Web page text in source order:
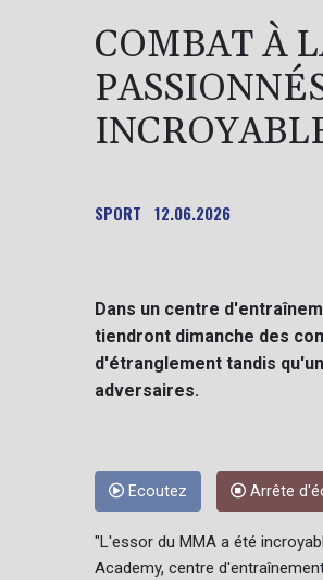
COMBAT À
SPORT 12.06.2026
Dans un centre
tiendront dimanche des
d'étranglement tandis
adversaires.
Ecoutez Arrête
"L'essor du MMA a été
Academy, centre